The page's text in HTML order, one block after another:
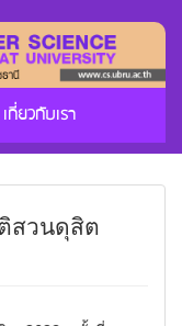
เกี่ยวกับเรา
วารสาร Cs
สวนดุสิต